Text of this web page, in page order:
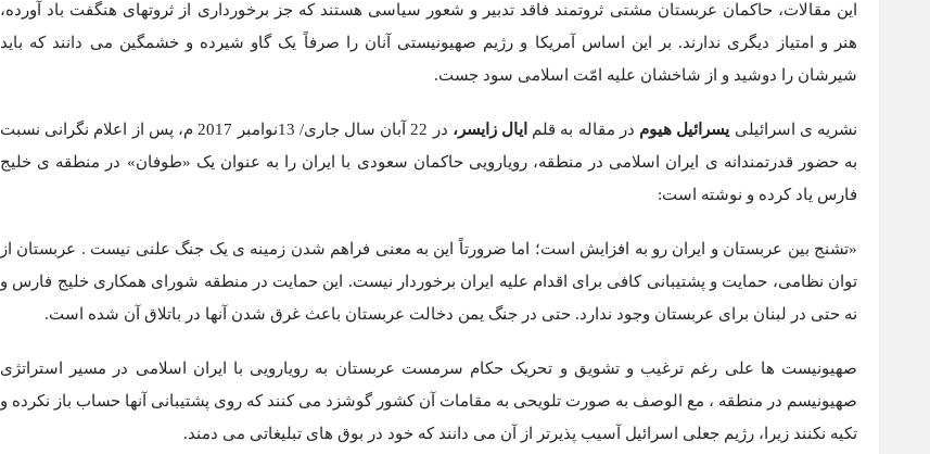
این مقالات، حاکمان عربستان مشتی ثروتمند فاقد تدبیر و شعور سیاسی هستند که جز برخورداری از ثروتهای هنگفت باد آورده،
هنر و امتیاز دیگری ندارند. بر این اساس آمریکا و رژیم صهیونیستی آنان را صرفاً یک گاو شیرده و خشمگین می دانند که باید
شیرشان را دوشید و از شاخشان علیه امّت اسلامی سود جست.
نشریه ی اسرائیلی یسرائیل هیوم در مقاله به قلم ایال زایسر،
در 22 آبان سال جاری/ 13نوامبر 2017 م، پس از اعلام نگرانی نسبت
به حضور قدرتمندانه ی ایران اسلامی در منطقه، رویارویی حاکمان سعودی با ایران را به عنوان یک «طوفان» در منطقه ی خلیج
فارس یاد کرده و نوشته است:
«تشنج بین عربستان و ایران رو به افزایش است؛ اما ضرورتاً این به معنی فراهم شدن زمینه ی یک جنگ علنی نیست . عربستان از
توان نظامی، حمایت و پشتیبانی کافی برای اقدام علیه ایران برخوردار نیست. این حمایت در منطقه شورای همکاری خلیج فارس و
نه حتی در لبنان برای عربستان وجود ندارد. حتی در جنگ یمن دخالت عربستان باعث غرق شدن آنها در باتلاق آن شده است.
صهیونیست ها علی رغم ترغیب و تشویق و تحریک حکام سرمست عربستان به رویارویی با ایران اسلامی در مسیر استراتژی
صهیونیسم در منطقه ، مع الوصف به صورت تلویحی به مقامات آن کشور گوشزد می کنند که روی پشتیبانی آنها حساب باز نکرده و
تکیه نکنند زیرا، رژیم جعلی اسرائیل آسیب پذیرتر از آن می دانند که خود در بوق های تبلیغاتی می دمند.